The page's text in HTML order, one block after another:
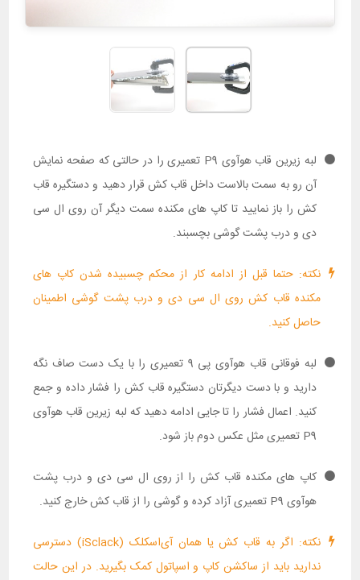
لبه زیرین قاب هوآوی P9 تعمیری را در حالتی که صفحه نمایش
آن رو به سمت بالاست داخل قاب کش قرار دهید و دستگیره قاب
کش را باز نمایید تا کاپ های مکنده سمت دیگر آن روی ال سی
دی و درب پشت گوشی بچسبند.
نکته: حتما قبل از ادامه کار از محکم چسبیده شدن کاپ های
مکنده قاب کش روی ال سی دی و درب پشت گوشی اطمینان
حاصل کنید.
لبه فوقانی قاب هوآوی پی 9 تعمیری را با یک دست صاف نگه
دارید و با دست دیگرتان دستگیره قاب کش را فشار داده و جمع
کنید. اعمال فشار را تا جایی ادامه دهید که لبه زیرین قاب هوآوی
P9 تعمیری مثل عکس دوم باز شود.
کاپ های مکنده قاب کش را از روی ال سی دی و درب پشت
هوآوی P9 تعمیری آزاد کرده و گوشی را از قاب کش خارج کنید.
نکته: اگر به قاب کش یا همان آی‌اسکلک (iSclack) دسترسی
ندارید باید از ساکشن کاپ و اسپاتول کمک بگیرید. در این حالت